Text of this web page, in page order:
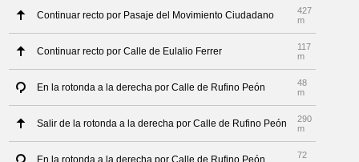
Continuar recto por Pasaje del Movimiento Ciudadano
427
m
Continuar recto por Calle de Eulalio Ferrer
117
m
En la rotonda a la derecha por Calle de Rufino Peón
48
m
Salir de la rotonda a la derecha por Calle de Rufino Peón
290
m
En la rotonda a la derecha por Calle de Rufino Peón
72